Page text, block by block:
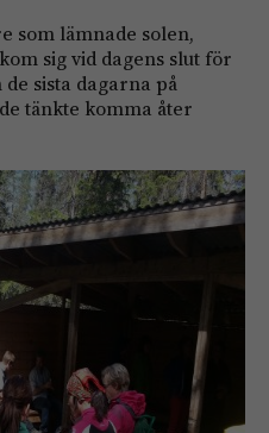
som lämnade solen,
sig vid dagens slut för
sista dagarna på
tänkte komma åter